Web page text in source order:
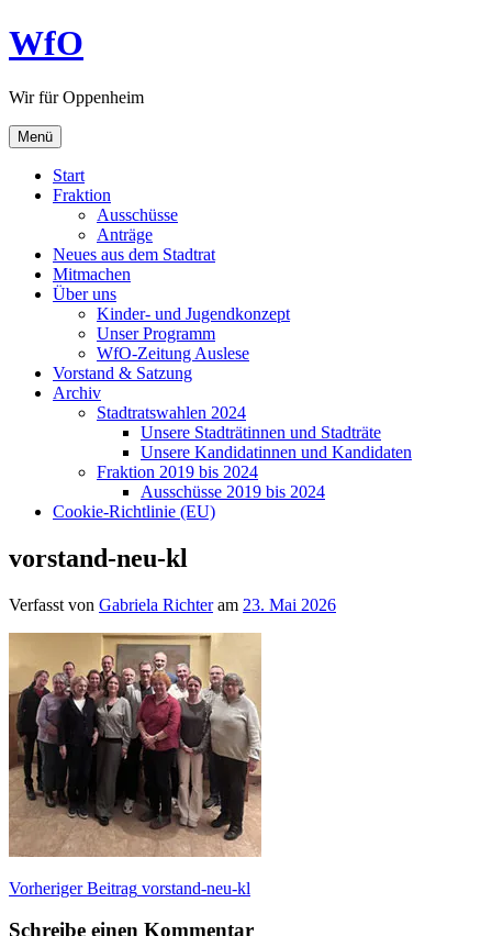
Zum
Inhalt
WfO
Wir für Oppenheim
Menü
Start
Fraktion
Ausschüsse
Anträge
Neues aus dem Stadtrat
Mitmachen
Über uns
Kinder- und Jugendkonzept
Unser Programm
WfO-Zeitung Auslese
Vorstand & Satzung
Archiv
Stadtratswahlen 2024
Unsere Stadträtinnen und Stadträte
Unsere Kandidatinnen und Kandidaten
Fraktion 2019 bis 2024
Ausschüsse 2019 bis 2024
Cookie-Richtlinie (EU)
vorstand-neu-kl
Verfasst von Gabriela Richter am 23. Mai 2026
Beitragsnavigation
Vorheriger Beitrag vorstand-neu-kl
Schreibe einen Kommentar